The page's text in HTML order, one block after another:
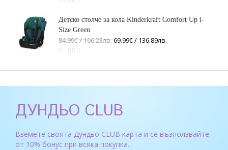
Детско столче за кола Kinderkraft Comfort Up i-
Size Green
84.99€ / 166.23лв.69.99€ / 136.89лв.
ДУНДЬО CLUB
Вземете своята Дундьо CLUB карта и се възползвайте
от 10% бонус при всяка покупка.